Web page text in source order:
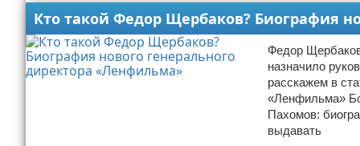
Кто такой Федор Щербаков? Биография
Федор
назначило
расскажем в
«Ленфильма»
Пахомов:
выдавать